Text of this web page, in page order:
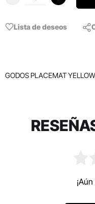
Lista de deseos
GODOS PLACEMAT YELLOW